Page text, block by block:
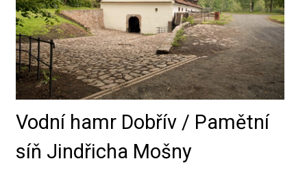
Vodní hamr Dobřív / Pamětní
síň Jindřicha Mošny